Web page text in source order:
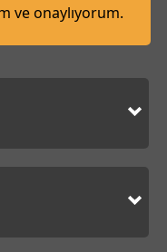
ve onaylıyorum.